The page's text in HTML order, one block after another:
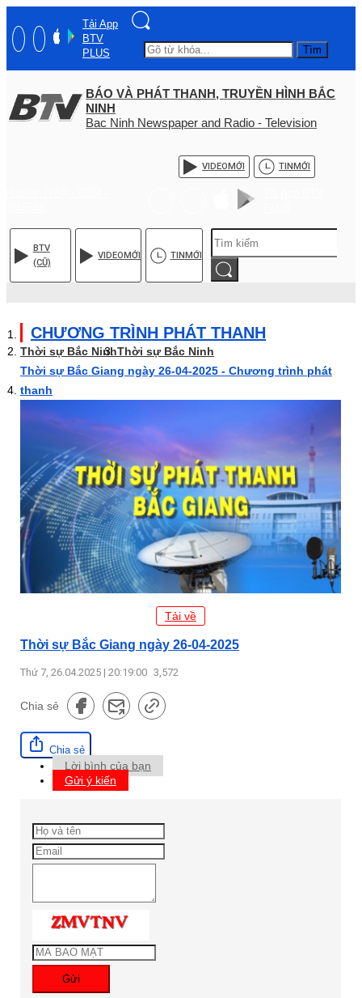
Tải App
BTV
PLUS
Tìm
BÁO VÀ PHÁT THANH, TRUYỀN HÌNH BẮC
NINH
Bac Ninh Newspaper and Radio - Television
VIDEOMỚI TINMỚI
BTV
(CŨ)
VIDEOMỚI TINMỚI
CHƯƠNG TRÌNH PHÁT THANH
Thời sự Bắc NinhThời sự Bắc Ninh
Thời sự Bắc Giang ngày 26-04-2025 - Chương trình phát
thanh
Tải về
Thời sự Bắc Giang ngày 26-04-2025
Thứ 7, 26.04.2025 | 20:19:00 3,572
Chia sẻ
Chia sẻ
Lời bình của bạn
Gửi ý kiến
Gửi